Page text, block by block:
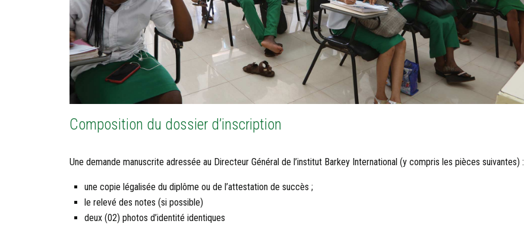
Composition du dossier d’inscription
Une demande manuscrite adressée au Directeur Général de l’institut Barkey International (y compris les pièces suivantes) :
une copie légalisée du diplôme ou de l’attestation de succès ;
le relevé des notes (si possible)
deux (02) photos d’identité identiques